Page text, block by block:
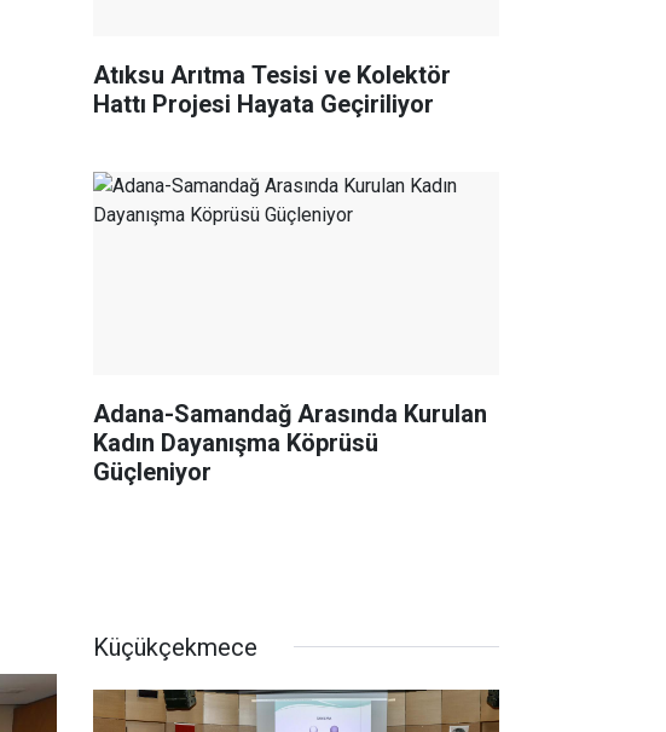
Atıksu Arıtma Tesisi ve Kolektör
Hattı Projesi Hayata Geçiriliyor
Adana-Samandağ Arasında Kurulan
Kadın Dayanışma Köprüsü
Güçleniyor
Küçükçekmece